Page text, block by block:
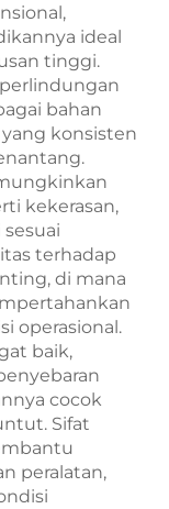
ideal
tinggi.
bahan
konsisten
kekerasan,
terhadap
di mana
operasional.
baik,
cocok
Sifat
peralatan,